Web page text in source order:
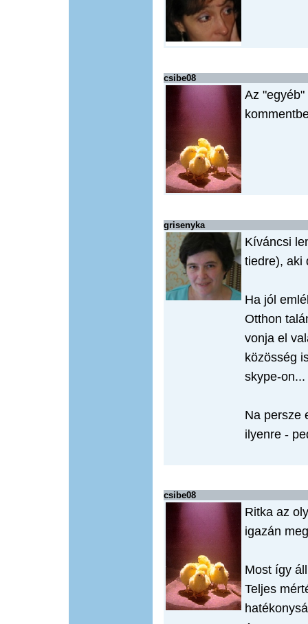
csibe08
Az
grisenyka
Kíváncsi
tiedre), aki
Ha jól
Otthon
vonja el
közösség
skype-on...
Na persze
ilyenre -
csibe08
Ritka az
igazán
Most így
Teljes